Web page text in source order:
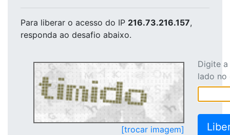
Para liberar o acesso do IP 216.73.216.157,
responda ao desafio abaixo.
[trocar imagem]
Digite
lado no